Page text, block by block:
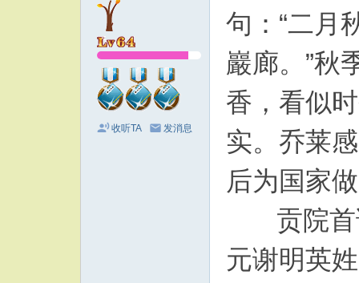
收听TA 发消息
句：“二月
巖廊。”秋
香，看似
实。乔莱
后为国家
贡院首试
元谢明英